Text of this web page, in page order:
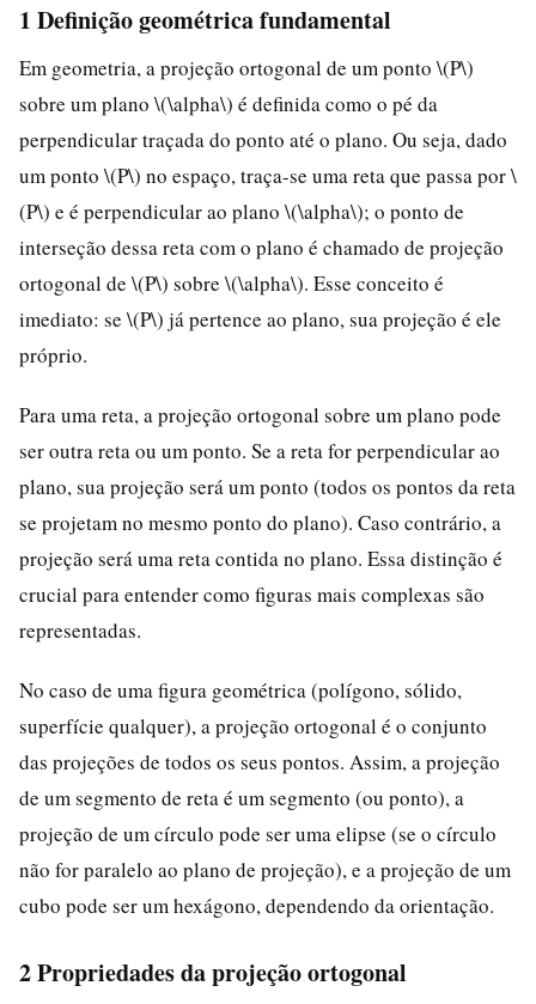
1 Definição geométrica fundamental
Em geometria, a projeção ortogonal de um ponto \(P\)
sobre um plano \(\alpha\) é definida como o pé da
perpendicular traçada do ponto até o plano. Ou seja, dado
um ponto \(P\) no espaço, traça-se uma reta que passa por \
(P\) e é perpendicular ao plano \(\alpha\); o ponto de
interseção dessa reta com o plano é chamado de projeção
ortogonal de \(P\) sobre \(\alpha\). Esse conceito é
imediato: se \(P\) já pertence ao plano, sua projeção é ele
próprio.
Para uma reta, a projeção ortogonal sobre um plano pode
ser outra reta ou um ponto. Se a reta for perpendicular ao
plano, sua projeção será um ponto (todos os pontos da reta
se projetam no mesmo ponto do plano). Caso contrário, a
projeção será uma reta contida no plano. Essa distinção é
crucial para entender como figuras mais complexas são
representadas.
No caso de uma figura geométrica (polígono, sólido,
superfície qualquer), a projeção ortogonal é o conjunto
das projeções de todos os seus pontos. Assim, a projeção
de um segmento de reta é um segmento (ou ponto), a
projeção de um círculo pode ser uma elipse (se o círculo
não for paralelo ao plano de projeção), e a projeção de um
cubo pode ser um hexágono, dependendo da orientação.
2 Propriedades da projeção ortogonal